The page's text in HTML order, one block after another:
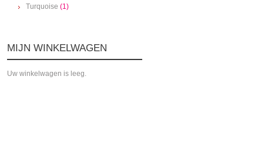
Turquoise (1)
MIJN WINKELWAGEN
Uw winkelwagen is leeg.